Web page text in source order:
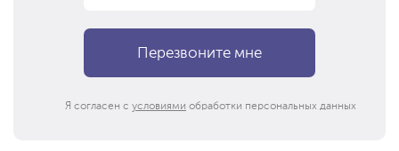
Я согласен с условиями обработки персональных данных